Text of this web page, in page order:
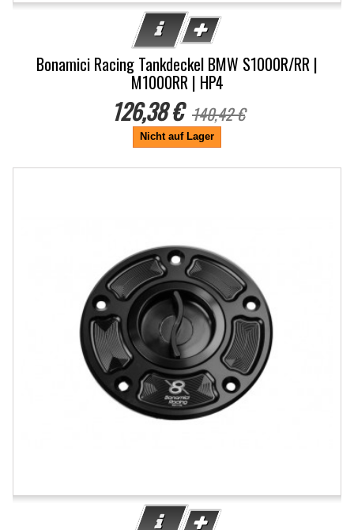
Bonamici Racing Tankdeckel BMW S1000R/RR |
M1000RR | HP4
126,38 € 140,42 €
Nicht auf Lager